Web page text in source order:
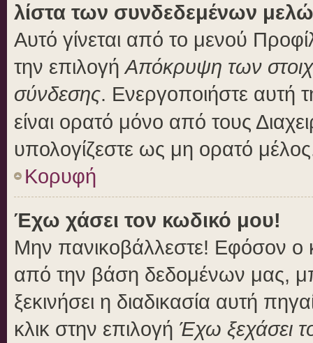
λίστα των συνδεδεμένων
Αυτό γίνεται από το μενού
την επιλογήΑπόκρυψη των
σύνδεσης. Ενεργοποιήστε αυτή
είναι ορατό μόνο από τους
υπολογίζεστε ως μη ορατό
Κορυφή
Έχω χάσει τον κωδικό μου!
Μην πανικοβάλλεστε! Εφόσον ο
από την βάση δεδομένων μας,
ξεκινήσει η διαδικασία αυτή
κλικ στην επιλογή Έχω ξεχάσει